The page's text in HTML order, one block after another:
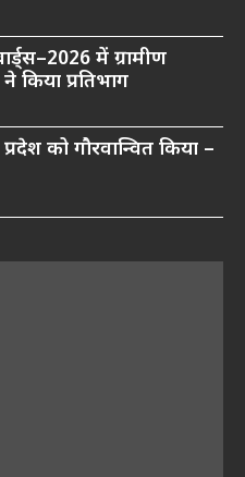
में ग्रामीण
किया प्रतिभाग
को गौरवान्वित किया –